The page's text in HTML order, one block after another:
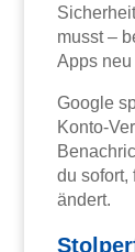
musst –
Apps
Google
Konto-
du sofort,
ändert.